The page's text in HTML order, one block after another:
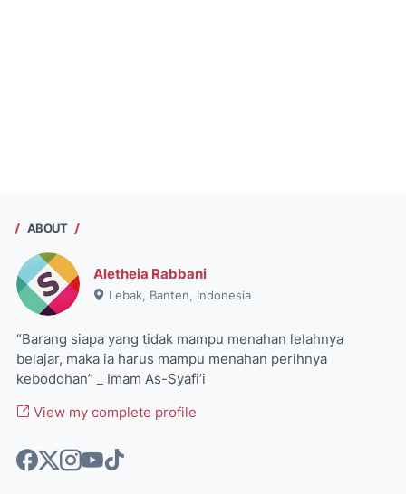
ABOUT
Aletheia Rabbani
Lebak, Banten, Indonesia
“Barang siapa yang tidak mampu menahan lelahnya
belajar, maka ia harus mampu menahan perihnya
kebodohan” _ Imam As-Syafi’i
View my complete profile